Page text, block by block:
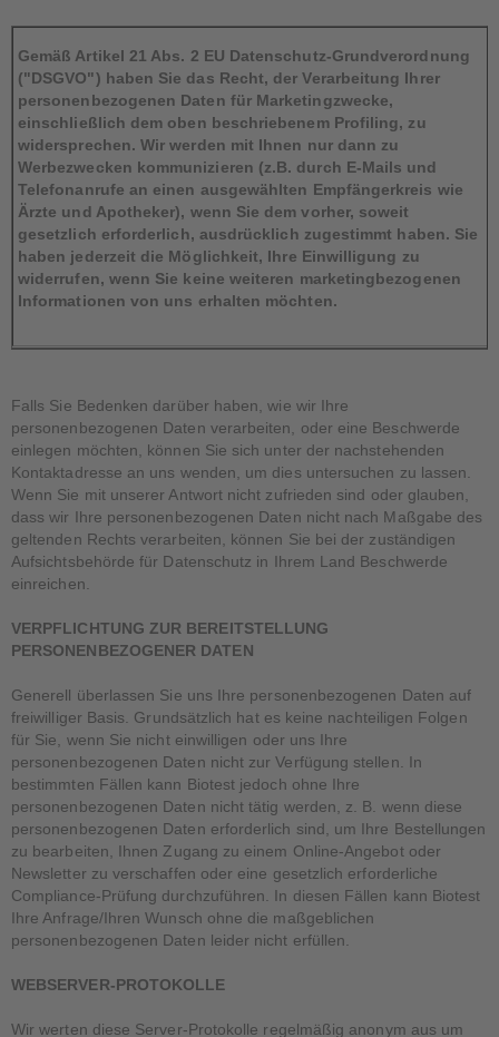
Gemäß Artikel 21 Abs. 2 EU Datenschutz-Grundverordnung
("DSGVO") haben Sie das Recht, der Verarbeitung Ihrer
personenbezogenen Daten für Marketingzwecke,
einschließlich dem oben beschriebenem Profiling, zu
widersprechen. Wir werden mit Ihnen nur dann zu
Werbezwecken kommunizieren (z.B. durch E-Mails und
Telefonanrufe an einen ausgewählten Empfängerkreis wie
Ärzte und Apotheker), wenn Sie dem vorher, soweit
gesetzlich erforderlich, ausdrücklich zugestimmt haben. Sie
haben jederzeit die Möglichkeit, Ihre Einwilligung zu
widerrufen, wenn Sie keine weiteren marketingbezogenen
Informationen von uns erhalten möchten.
Falls Sie Bedenken darüber haben, wie wir Ihre
personenbezogenen Daten verarbeiten, oder eine Beschwerde
einlegen möchten, können Sie sich unter der nachstehenden
Kontaktadresse an uns wenden, um dies untersuchen zu lassen.
Wenn Sie mit unserer Antwort nicht zufrieden sind oder glauben,
dass wir Ihre personenbezogenen Daten nicht nach Maßgabe des
geltenden Rechts verarbeiten, können Sie bei der zuständigen
Aufsichtsbehörde für Datenschutz in Ihrem Land Beschwerde
einreichen.
VERPFLICHTUNG ZUR BEREITSTELLUNG
PERSONENBEZOGENER DATEN
Generell überlassen Sie uns Ihre personenbezogenen Daten auf
freiwilliger Basis. Grundsätzlich hat es keine nachteiligen Folgen
für Sie, wenn Sie nicht einwilligen oder uns Ihre
personenbezogenen Daten nicht zur Verfügung stellen. In
bestimmten Fällen kann Biotest jedoch ohne Ihre
personenbezogenen Daten nicht tätig werden, z. B. wenn diese
personenbezogenen Daten erforderlich sind, um Ihre Bestellungen
zu bearbeiten, Ihnen Zugang zu einem Online-Angebot oder
Newsletter zu verschaffen oder eine gesetzlich erforderliche
Compliance-Prüfung durchzuführen. In diesen Fällen kann Biotest
Ihre Anfrage/Ihren Wunsch ohne die maßgeblichen
personenbezogenen Daten leider nicht erfüllen.
WEBSERVER-PROTOKOLLE
Wir werten diese Server-Protokolle regelmäßig anonym aus um